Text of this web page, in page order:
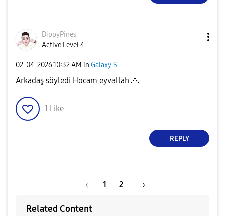
DippyPines
Active Level 4
‎02-04-202610:32 AM in Galaxy S
Arkadaş söyledi Hocam eyvallah 🙏
1 Like
REPLY
1 2
Related Content